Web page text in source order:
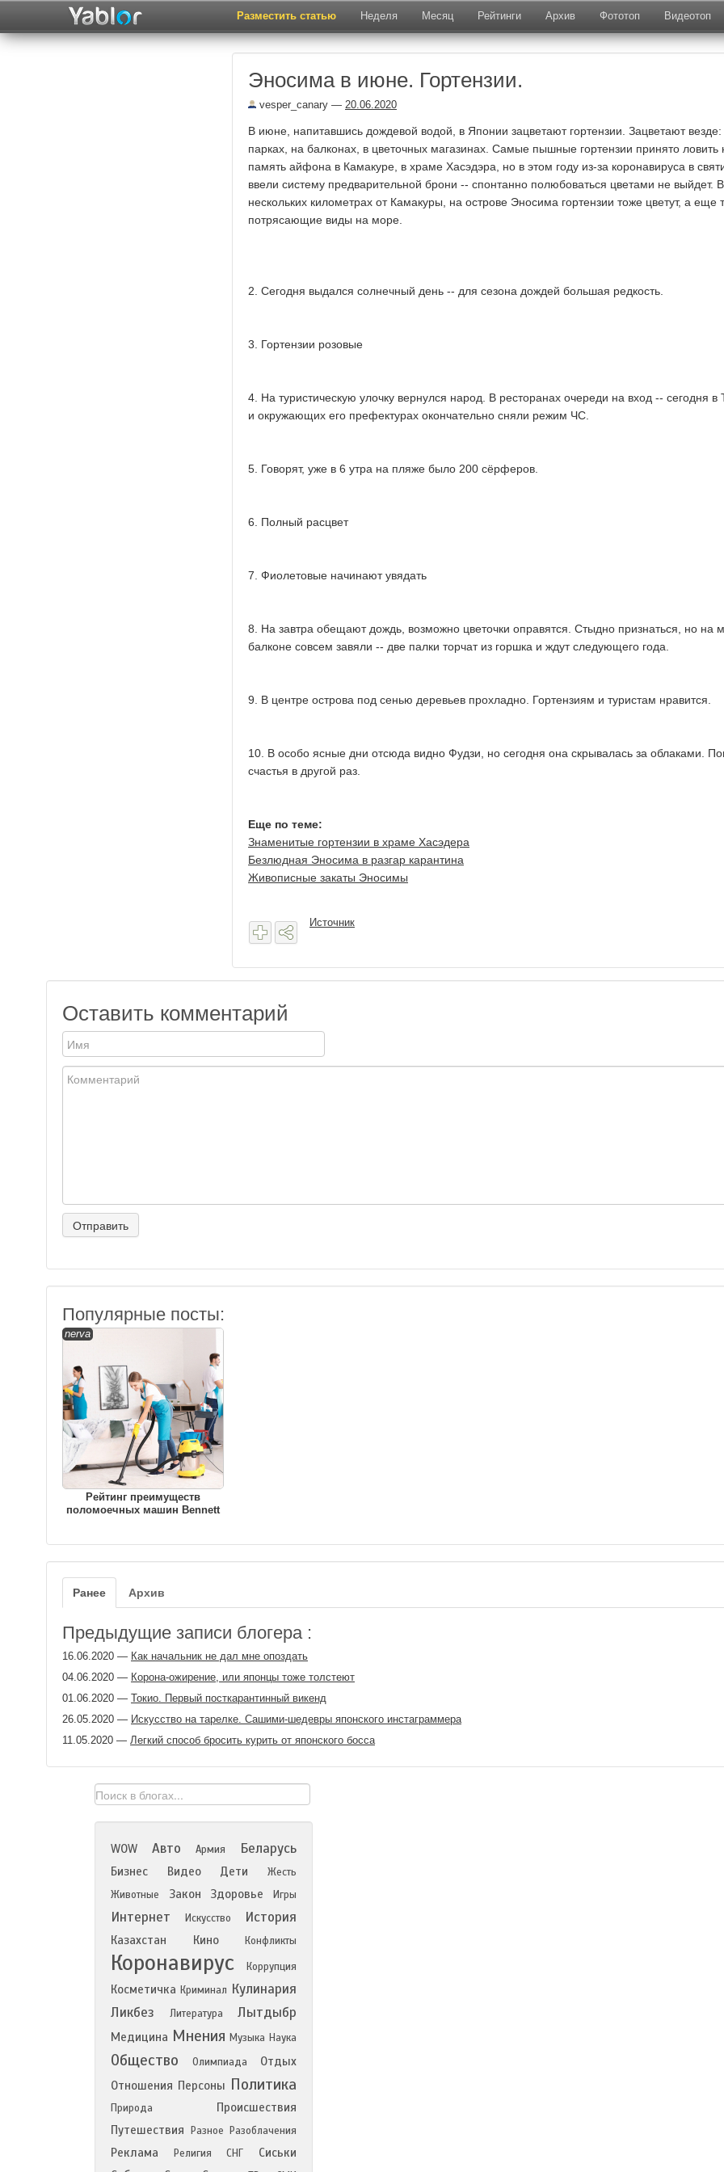
Разместить статью Неделя Месяц Рейтинги Архив Фототоп Видеотоп
Эносима в июне. Гортензии.
vesper_canary — 20.06.2020
В июне, напитавшись дождевой водой, в Японии зацветают гортензии. Зацветают везде:
парках, на балконах, в цветочных магазинах. Самые пышные гортензии принято ловить
память айфона в Камакуре, в храме Хасэдэра, но в этом году из-за коронавируса в
ввели систему предварительной брони -- спонтанно полюбоваться цветами не выйдет.
нескольких километрах от Камакуры, на острове Эносима гортензии тоже цветут, а еще
потрясающие виды на море.
2. Сегодня выдался солнечный день -- для сезона дождей большая редкость.
3. Гортензии розовые
4. На туристическую улочку вернулся народ. В ресторанах очереди на вход -- сегодня в
и окружающих его префектурах окончательно сняли режим ЧС.
5. Говорят, уже в 6 утра на пляже было 200 сёрферов.
6. Полный расцвет
7. Фиолетовые начинают увядать
8. На завтра обещают дождь, возможно цветочки оправятся. Cтыдно признаться, но на
балконе совсем завяли -- две палки торчат из горшка и ждут следующего года.
9. В центре острова под сенью деревьев прохладно. Гортензиям и туристам нравится.
10. В особо ясные дни отсюда видно Фудзи, но сегодня она скрывалась за облаками.
счастья в другой раз.
Еще по теме:
Знаменитые гортензии в храме Хасэдера
Безлюдная Эносима в разгар карантина
Живописные закаты Эносимы
Источник
Оставить комментарий
Популярные посты:
nerva
Рейтинг преимуществ
поломоечных машин Bennett
Ранее Архив
Предыдущие записи блогера :
16.06.2020 — Как начальник не дал мне опоздать
04.06.2020 — Корона-ожирение, или японцы тоже толстеют
01.06.2020 — Токио. Первый посткарантинный викенд
26.05.2020 — Искусство на тарелке. Сашими-шедевры японского инстаграммера
11.05.2020 — Легкий способ бросить курить от японского босса
WOW Авто Армия Беларусь
Бизнес Видео Дети
Жесть
Животные
Закон Здоровье Игры
Интернет Искусство История
Казахстан Кино Конфликты
Коронавирус Коррупция
Косметичка Криминал Кулинария
Ликбез
Литература Лытдыбр
Медицина Мнения Музыка Наука
Общество Олимпиада
Отдых
Отношения Персоны Политика
Природа
Происшествия
Путешествия
Разное Разоблачения
Реклама Религия СНГ
Сиськи